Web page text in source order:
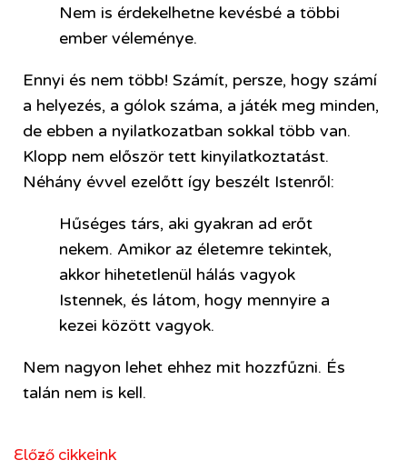
Előző cikkeink
Nem is érdekelhetne kevésbé a többi
ember véleménye.
Ennyi és nem több! Számít, persze, hogy számí
a helyezés, a gólok száma, a játék meg minden,
de ebben a nyilatkozatban sokkal több van.
Klopp nem először tett kinyilatkoztatást.
Néhány évvel ezelőtt így beszélt Istenről:
Hűséges társ, aki gyakran ad erőt
nekem. Amikor az életemre tekintek,
akkor hihetetlenül hálás vagyok
Istennek, és látom, hogy mennyire a
kezei között vagyok.
Nem nagyon lehet ehhez mit hozzfűzni. És
talán nem is kell.